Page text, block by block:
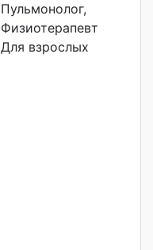
Пульмонолог,
Физиотерапевт
Для взрослых